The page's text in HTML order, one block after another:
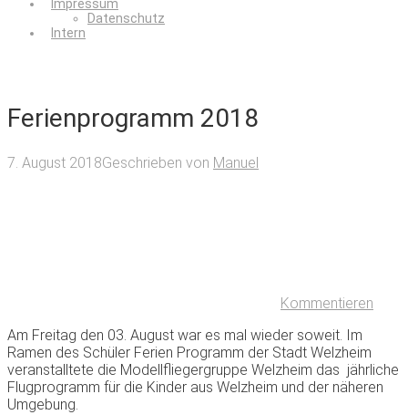
Impressum
Datenschutz
Intern
Ferienprogramm 2018
7. August 2018Geschrieben von Manuel
Kommentieren
Am Freitag den 03. August war es mal wieder soweit. Im
Ramen des Schüler Ferien Programm der Stadt Welzheim
veranstalltete die Modellfliegergruppe Welzheim das jährliche
Flugprogramm für die Kinder aus Welzheim und der näheren
Umgebung.